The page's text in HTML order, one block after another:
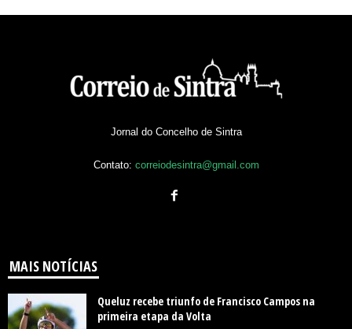
Jornal do Concelho de Sintra
Contato: correiodesintra@gmail.com
MAIS NOTÍCIAS
Queluz recebe triunfo de Francisco Campos na
primeira etapa da Volta